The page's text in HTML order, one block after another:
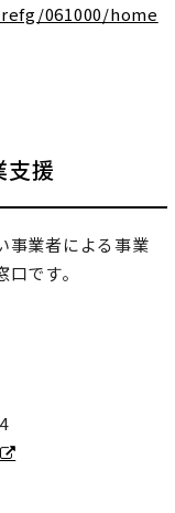
061000/home
支援
事業者による事業
です。